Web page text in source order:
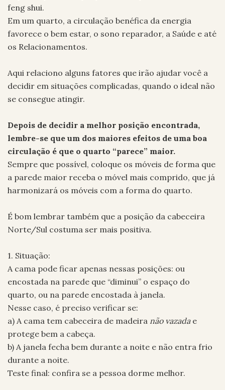
feng shui.
Em um quarto, a circulação benéfica da energia
favorece o bem estar, o sono reparador, a Saúde e até
os Relacionamentos.
Aqui relaciono alguns fatores que irão ajudar você a
decidir em situações complicadas, quando o ideal não
se consegue atingir.
Depois de decidir a melhor posição encontrada,
lembre-se que um dos maiores efeitos de uma boa
circulação é que o quarto “parece” maior.
Sempre que possível, coloque os móveis de forma que
a parede maior receba o móvel mais comprido, que já
harmonizará os móveis com a forma do quarto.
É bom lembrar também que a posição da cabeceira
Norte/Sul costuma ser mais positiva.
1. Situação:
A cama pode ficar apenas nessas posições: ou
encostada na parede que “diminui” o espaço do
quarto, ou na parede encostada à janela.
Nesse caso, é preciso verificar se:
a) A cama tem cabeceira de madeira não vazadae
protege bem a cabeça.
b) A janela fecha bem durante a noite e não entra frio
durante a noite.
Teste final: confira se a pessoa dorme melhor.